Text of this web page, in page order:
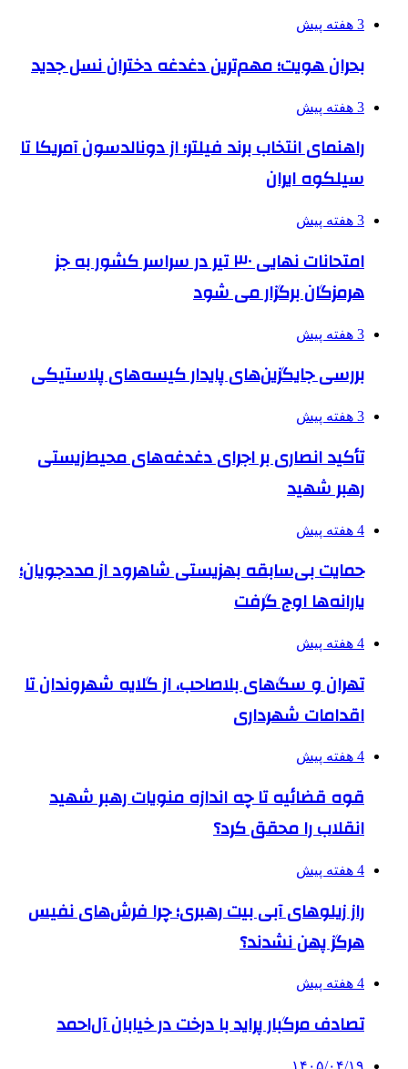
3 هفته پیش
بحران هویت؛ مهم‌ترین دغدغه دختران نسل جدید
3 هفته پیش
راهنمای انتخاب برند فیلتر؛ از دونالدسون آمریکا تا
سیلکوه ایران
3 هفته پیش
امتحانات نهایی ۳۰ تیر در سراسر کشور به جز
هرمزگان برگزار می شود
3 هفته پیش
بررسی جایگزین‌های پایدار کیسه‌های پلاستیکی
3 هفته پیش
تأکید انصاری بر اجرای دغدغه‌های محیط‌زیستی
رهبر شهید
4 هفته پیش
حمایت بی‌سابقه بهزیستی شاهرود از مددجویان؛
یارانه‌ها اوج گرفت
4 هفته پیش
تهران و سگ‌های بلاصاحب، از گلایه شهروندان تا
اقدامات شهرداری
4 هفته پیش
قوه قضائیه تا چه اندازه منویات رهبر شهید
انقلاب را محقق کرد؟
4 هفته پیش
راز زیلوهای آبی بیت رهبری؛ چرا فرش‌های نفیس
هرگز پهن نشدند؟
4 هفته پیش
تصادف مرگبار پراید با درخت در خیابان آل‌احمد
۱۴۰۵/۰۴/۱۹